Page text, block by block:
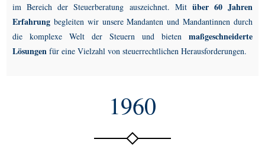
im Bereich der Steuerberatung auszeichnet. Mit über 60 Jahren
Erfahrung begleiten wir unsere Mandanten und Mandantinnen durch
die komplexe Welt der Steuern und bieten maßgeschneiderte
Lösungen für eine Vielzahl von steuerrechtlichen Herausforderungen.
1960